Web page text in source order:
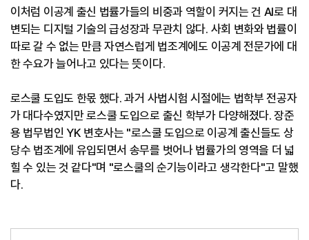
이처럼 이공계 출신 법률가들의 비중과 역할이 커지는 건 AI로 대
변되는 디지털 기술의 급성장과 무관치 않다. 사회 변화와 법률이
따로 갈 수 없는 만큼 자연스럽게 법조계에도 이공계 전문가에 대
한 수요가 늘어나고 있다는 뜻이다.
로스쿨 도입도 한몫 했다. 과거 사법시험 시절에는 법학부 전공자
가 대다수였지만 로스쿨 도입으로 출신 학부가 다양해졌다. 장준
용 법무법인 YK 변호사는 "로스쿨 도입으로 이공계 출신들도 상
당수 법조계에 유입되면서 송무를 벗어나 법률가의 영역을 더 넓
힐 수 있는 것 같다"며 "로스쿨의 순기능이라고 생각한다"고 말했
다.